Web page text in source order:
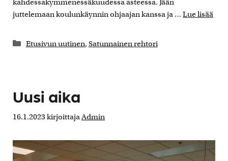
juttelemaan koulunkäynnin ohjaajan kanssa ja … Lue lisää
Kategoriat
Etusivun uutinen, Satunnainen rehtori
Uusi aika
16.1.2023kirjoittaja Admin